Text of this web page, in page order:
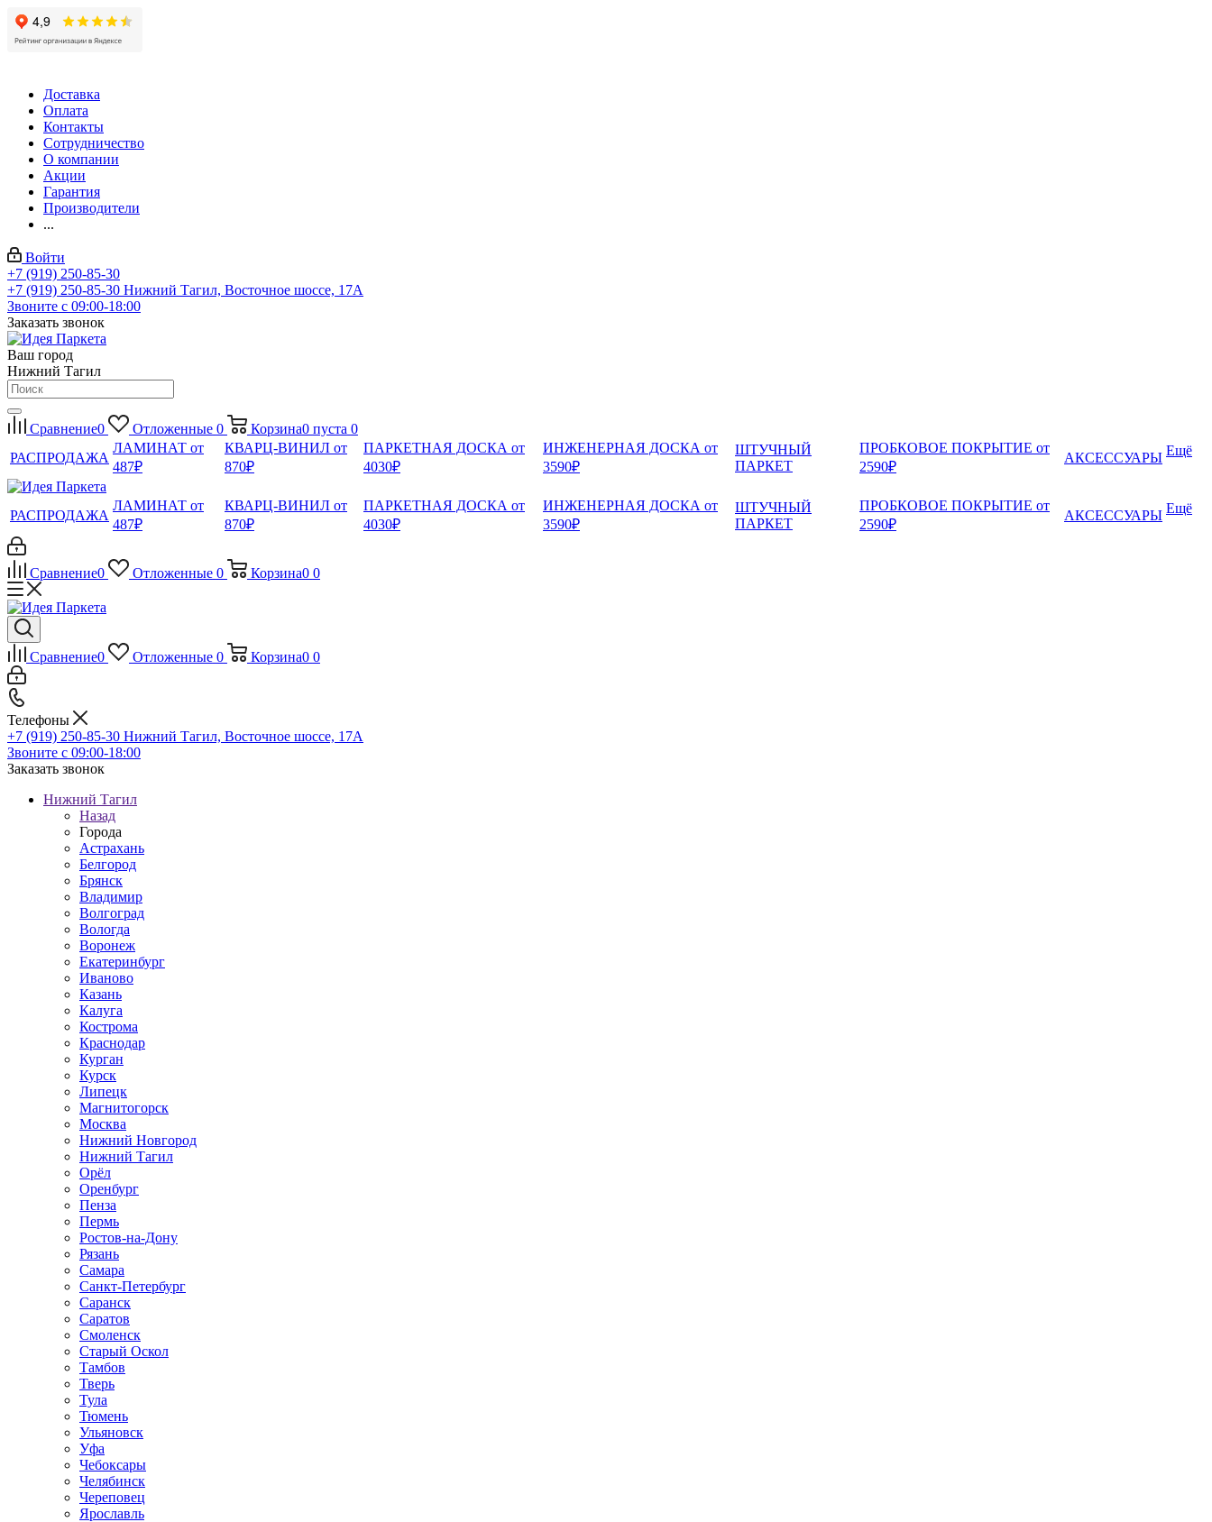
Доставка
Оплата
Контакты
Сотрудничество
О компании
Акции
Гарантия
Производители
...
Войти
+7 (919) 250-85-30
+7 (919) 250-85-30 Нижний Тагил, Восточное шоссе, 17А
Звоните с 09:00-18:00
Заказать звонок
Ваш город
Нижний Тагил
Сравнение0 Отложенные 0 Корзина0 пуста 0
РАСПРОДАЖА
ЛАМИНАТ от
487₽
КВАРЦ-ВИНИЛ от
870₽
ПАРКЕТНАЯ ДОСКА от
4030₽
ИНЖЕНЕРНАЯ ДОСКА от
3590₽
ШТУЧНЫЙ
ПАРКЕТ
ПРОБКОВОЕ ПОКРЫТИЕ от
2590₽
АКСЕССУАРЫ Ещё
РАСПРОДАЖА
ЛАМИНАТ от
487₽
КВАРЦ-ВИНИЛ от
870₽
ПАРКЕТНАЯ ДОСКА от
4030₽
ИНЖЕНЕРНАЯ ДОСКА от
3590₽
ШТУЧНЫЙ
ПАРКЕТ
ПРОБКОВОЕ ПОКРЫТИЕ от
2590₽
АКСЕССУАРЫ Ещё
Сравнение0 Отложенные 0 Корзина0 0
Сравнение0 Отложенные 0 Корзина0 0
Телефоны
+7 (919) 250-85-30 Нижний Тагил, Восточное шоссе, 17А
Звоните с 09:00-18:00
Заказать звонок
Нижний Тагил
Назад
Города
Астрахань
Белгород
Брянск
Владимир
Волгоград
Вологда
Воронеж
Екатеринбург
Иваново
Казань
Калуга
Кострома
Краснодар
Курган
Курск
Липецк
Магнитогорск
Москва
Нижний Новгород
Нижний Тагил
Орёл
Оренбург
Пенза
Пермь
Ростов‑на‑Дону
Рязань
Самара
Санкт‑Петербург
Саранск
Саратов
Смоленск
Старый Оскол
Тамбов
Тверь
Тула
Тюмень
Ульяновск
Уфа
Чебоксары
Челябинск
Череповец
Ярославль